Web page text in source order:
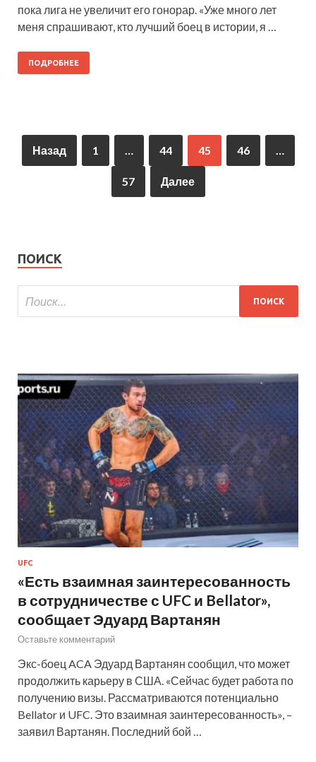
пока лига не увеличит его гонорар. «Уже много лет
меня спрашивают, кто лучший боец в истории, я …
ПОДРОБНЕЕ
Назад 1 … 44 45 46 …
57 Далее
ПОИСК
UFC
«Есть взаимная заинтересованность
в сотрудничестве с UFC и Bellator»,
сообщает Эдуард Вартанян
Оставьте комментарий
Экс-боец ACA Эдуард Вартанян сообщил, что может
продолжить карьеру в США. «Сейчас будет работа по
получению визы. Рассматриваются потенциально
Bellator и UFC. Это взаимная заинтересованность», –
заявил Вартанян. Последний бой …